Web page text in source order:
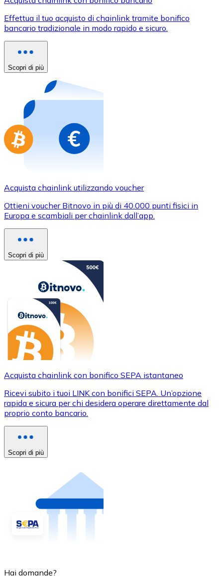
Usa le carte Visa e Mastercard per acquistare
Acquista con carta
Acquista gift card dei tuoi marchi preferiti con
Vai al negozio di carte regalo
Effettua il tuo acquisto di chainlink tramite bonifico
bancario tradizionale in modo rapido e sicuro.
Scopri di più
Acquista chainlink utilizzando voucher
Ottieni voucher Bitnovo in più di 40.000 punti fisici in
Europa e scambiali per chainlink dall’app.
Scopri di più
Acquista chainlink con bonifico SEPA istantaneo
Ricevi subito i tuoi LINK con bonifici SEPA. Un’opzione
rapida e sicura per chi desidera operare direttamente dal
proprio conto bancario.
Scopri di più
Hai domande?